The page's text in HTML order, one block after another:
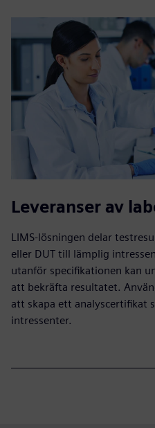
Leveranser av
LIMS-lösningen delar
eller DUT till lämplig
utanför specifikationen kan
att bekräfta resultatet.
att skapa ett analyscertifikat
intressenter.